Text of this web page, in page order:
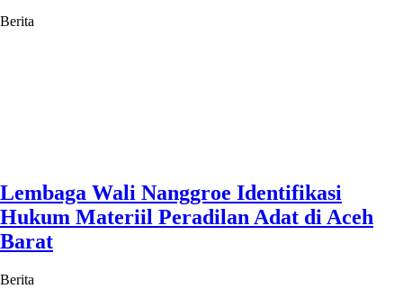
Berita
Lembaga Wali Nanggroe Identifikasi
Hukum Materiil Peradilan Adat di Aceh
Barat
Berita